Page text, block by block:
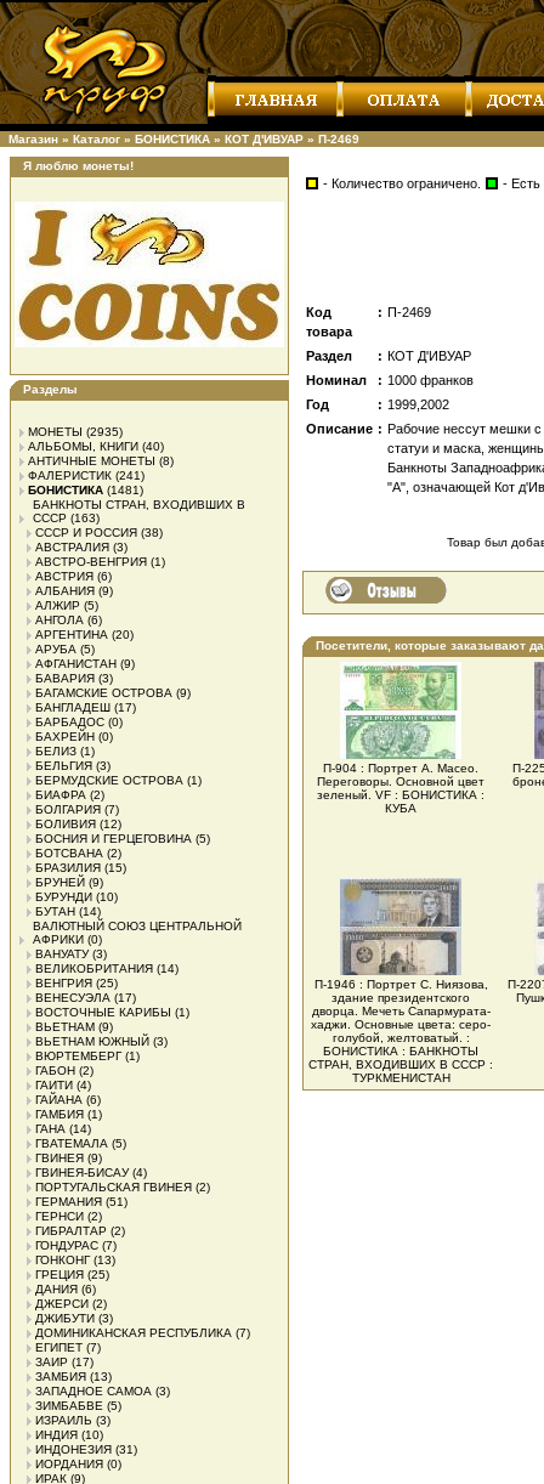
Магазин » Каталог » БОНИСТИКА » КОТ Д'ИВУАР » П-2469
Я люблю монеты!
Разделы
МОНЕТЫ (2935)
АЛЬБОМЫ, КНИГИ (40)
АНТИЧНЫЕ МОНЕТЫ (8)
ФАЛЕРИСТИК (241)
БОНИСТИКА (1481)
БАНКНОТЫ СТРАН, ВХОДИВШИХ В
СССР (163)
СССР И РОССИЯ (38)
АВСТРАЛИЯ (3)
АВСТРО-ВЕНГРИЯ (1)
АВСТРИЯ (6)
АЛБАНИЯ (9)
АЛЖИР (5)
АНГОЛА (6)
АРГЕНТИНА (20)
АРУБА (5)
АФГАНИСТАН (9)
БАВАРИЯ (3)
БАГАМСКИЕ ОСТРОВА (9)
БАНГЛАДЕШ (17)
БАРБАДОС (0)
БАХРЕЙН (0)
БЕЛИЗ (1)
БЕЛЬГИЯ (3)
БЕРМУДСКИЕ ОСТРОВА (1)
БИАФРА (2)
БОЛГАРИЯ (7)
БОЛИВИЯ (12)
БОСНИЯ И ГЕРЦЕГОВИНА (5)
БОТСВАНА (2)
БРАЗИЛИЯ (15)
БРУНЕЙ (9)
БУРУНДИ (10)
БУТАН (14)
ВАЛЮТНЫЙ СОЮЗ ЦЕНТРАЛЬНОЙ
АФРИКИ (0)
ВАНУАТУ(3)
ВЕЛИКОБРИТАНИЯ (14)
ВЕНГРИЯ (25)
ВЕНЕСУЭЛА (17)
ВОСТОЧНЫЕ КАРИБЫ (1)
ВЬЕТНАМ (9)
ВЬЕТНАМ ЮЖНЫЙ (3)
ВЮРТЕМБЕРГ(1)
ГАБОН (2)
ГАИТИ (4)
ГАЙАНА (6)
ГАМБИЯ (1)
ГАНА (14)
ГВАТЕМАЛА (5)
ГВИНЕЯ (9)
ГВИНЕЯ-БИСАУ(4)
ПОРТУГАЛЬСКАЯ ГВИНЕЯ (2)
ГЕРМАНИЯ (51)
ГЕРНСИ (2)
ГИБРАЛТАР (2)
ГОНДУРАС (7)
ГОНКОНГ(13)
ГРЕЦИЯ (25)
ДАНИЯ (6)
ДЖЕРСИ (2)
ДЖИБУТИ (3)
ДОМИНИКАНСКАЯ РЕСПУБЛИКА (7)
ЕГИПЕТ (7)
ЗАИР (17)
ЗАМБИЯ (13)
ЗАПАДНОЕ САМОА (3)
ЗИМБАБВЕ (5)
ИЗРАИЛЬ (3)
ИНДИЯ (10)
ИНДОНЕЗИЯ (31)
ИОРДАНИЯ (0)
ИРАК (9)
- Количество ограничено. - Есть
Код
товара
: П-2469
Раздел : КОТ Д'ИВУАР
Номинал
: 1000 франков
Год
: 1999,2002
Описание : Рабочие нессут мешки
статуи и маска,
Банкноты
"A", означающей Кот
Товар был
Посетители, которые заказывают
П-904 : Портрет А. Масео.
Переговоры. Основной цвет
зеленый. VF : БОНИСТИКА :
КУБА
П-
П-1946 : Портрет С. Ниязова,
здание президентского
дворца. Мечеть Сапармурата-
хаджи. Основные цвета: серо-
голубой, желтоватый. :
БОНИСТИКА : БАНКНОТЫ
СТРАН, ВХОДИВШИХ В СССР :
ТУРКМЕНИСТАН
П-